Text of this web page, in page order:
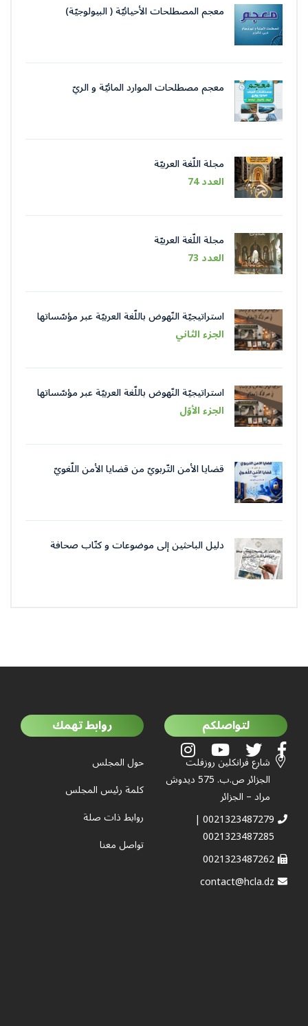
معجم المصطلحات الأحيائيّة ( البيولوجيّة)
معجم مصطلحات الموارد المائيّة و الريّ
مجلة اللّغة العربيّة
العدد 74
مجلة اللّغة العربيّة
العدد 73
استراتيجيّة النّهوض باللّغة العربيّة عبر مؤسّساتها
في عصر الذّكاء الاصطناعيّ
الجزء الثاني
استراتيجيّة النّهوض باللّغة العربيّة عبر مؤسّساتها
في عصر الذّكاء الاصطناعيّ
الجزء الأوّل
قضايا الأمن التّربويّ من قضايا الأمن اللّغويّ
دليل الباحثين إلى موضوعات و كتّاب صحافة
لتواصلكم
شارع فرانكلين روزفلت
الجزائر ص.ب. 575 ديدوش
مراد – الجزائر
0021323487279 |
0021323487285
0021323487262
contact@hcla.dz
روابط تهمك
حول المجلس
كلمة رئيس المجلس
روابط ذات صلة
تواصل معنا